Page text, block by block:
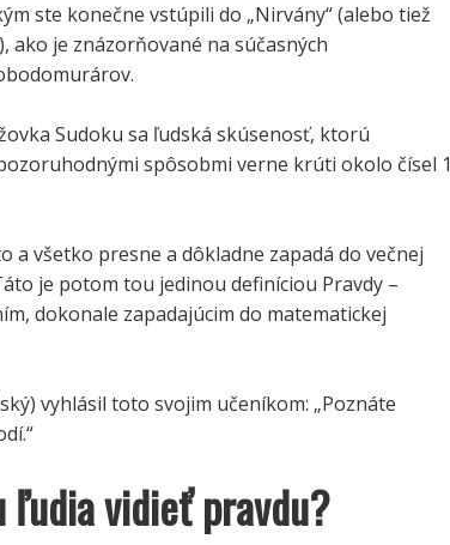
ste konečne vstúpili do „Nirvány“ (alebo tiež
ako je znázorňované na súčasných
Sudoku sa ľudská skúsenosť, ktorú
spôsobmi verne krúti okolo čísel 1
a všetko presne a dôkladne zapadá do večnej
je potom tou jedinou definíciou Pravdy –
dokonale zapadajúcim do matematickej
vyhlásil toto svojim učeníkom: „Poznáte
ľudia vidieť pravdu?